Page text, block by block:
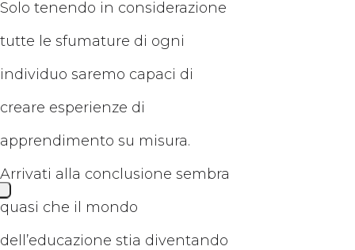
Solo tenendo in considerazione
tutte le sfumature di ogni
individuo saremo capaci di
creare esperienze di
apprendimento su misura.
Arrivati alla conclusione sembra
quasi che il mondo
dell’educazione stia diventando